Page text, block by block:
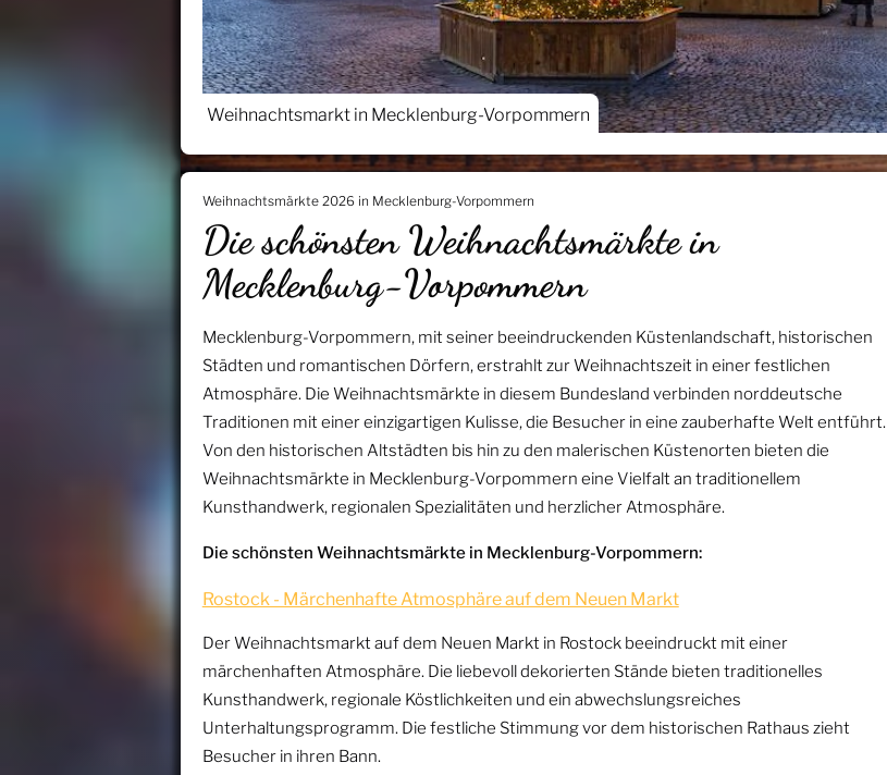
Weihnachtsmarkt in Mecklenburg-Vorpommern
Weihnachtsmärkte 2026 in Mecklenburg-Vorpommern
Die schönsten Weihnachtsmärkte in
Mecklenburg-Vorpommern
Mecklenburg-Vorpommern, mit seiner beeindruckenden Küstenlandschaft, historischen
Städten und romantischen Dörfern, erstrahlt zur Weihnachtszeit in einer festlichen
Atmosphäre. Die Weihnachtsmärkte in diesem Bundesland verbinden norddeutsche
Traditionen mit einer einzigartigen Kulisse, die Besucher in eine zauberhafte Welt entführt.
Von den historischen Altstädten bis hin zu den malerischen Küstenorten bieten die
Weihnachtsmärkte in Mecklenburg-Vorpommern eine Vielfalt an traditionellem
Kunsthandwerk, regionalen Spezialitäten und herzlicher Atmosphäre.
Die schönsten Weihnachtsmärkte in Mecklenburg-Vorpommern:
Rostock - Märchenhafte Atmosphäre auf dem Neuen Markt
Der Weihnachtsmarkt auf dem Neuen Markt in Rostock beeindruckt mit einer
märchenhaften Atmosphäre. Die liebevoll dekorierten Stände bieten traditionelles
Kunsthandwerk, regionale Köstlichkeiten und ein abwechslungsreiches
Unterhaltungsprogramm. Die festliche Stimmung vor dem historischen Rathaus zieht
Besucher in ihren Bann.